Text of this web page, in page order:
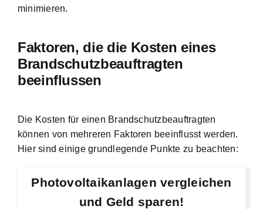
minimieren.
Faktoren, die die Kosten eines
Brandschutzbeauftragten
beeinflussen
Die Kosten für einen Brandschutzbeauftragten
können von mehreren Faktoren beeinflusst werden.
Hier sind einige grundlegende Punkte zu beachten:
Photovoltaikanlagen vergleichen
und Geld sparen!